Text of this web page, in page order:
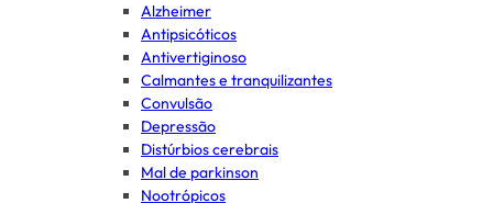
Alzheimer
Antipsicóticos
Antivertiginoso
Calmantes e tranquilizantes
Convulsão
Depressão
Distúrbios cerebrais
Mal de parkinson
Nootrópicos